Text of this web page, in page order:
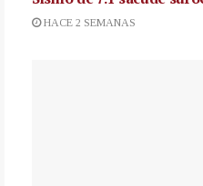
HACE 2 SEMANAS